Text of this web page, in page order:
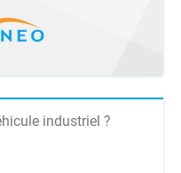
industriel ?